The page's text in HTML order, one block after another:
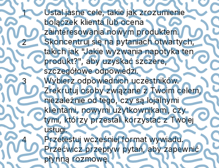
Ustal jasne cele, takie jak zrozumienie
bolączek klienta lub ocena
zainteresowania nowym produktem.
Skoncentruj się na pytaniach otwartych,
takich jak "Jakie wyzwania napotyka ten
produkt?", aby uzyskać szczere,
szczegółowe odpowiedzi.
Wybierz odpowiednich uczestników.
Zrekrutuj osoby związane z Twoim celem,
niezależnie od tego, czy są lojalnymi
klientami, nowymi użytkownikami, czy
tymi, którzy przestali korzystać z Twojej
usługi.
Przetestuj wcześniej format wywiadu.
Przećwicz przepływ pytań, aby zapewnić
płynną rozmowę.